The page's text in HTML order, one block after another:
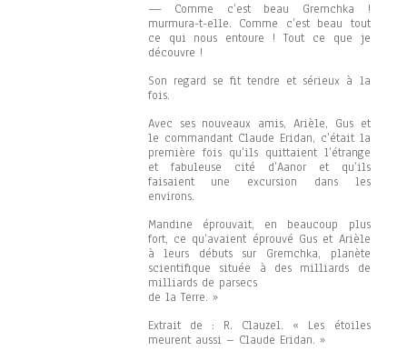
— Comme c’est beau Gremchka !
murmura-t-elle. Comme c’est beau tout
ce qui nous entoure ! Tout ce que je
découvre !
Son regard se fit tendre et sérieux à la
fois.
Avec ses nouveaux amis, Arièle, Gus et
le commandant Claude Eridan, c’était la
première fois qu’ils quittaient l’étrange
et fabuleuse cité d’Aanor et qu’ils
faisaient une excursion dans les
environs.
Mandine éprouvait, en beaucoup plus
fort, ce qu’avaient éprouvé Gus et Arièle
à leurs débuts sur Gremchka, planète
scientifique située à des milliards de
milliards de parsecs
de la Terre. »
Extrait de : R. Clauzel. « Les étoiles
meurent aussi – Claude Eridan. »